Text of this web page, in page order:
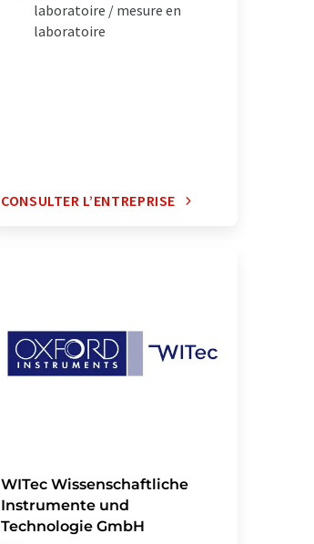
laboratoire / mesure en
laboratoire
CONSULTER L’ENTREPRISE
WITec Wissenschaftliche
Instrumente und
Technologie GmbH